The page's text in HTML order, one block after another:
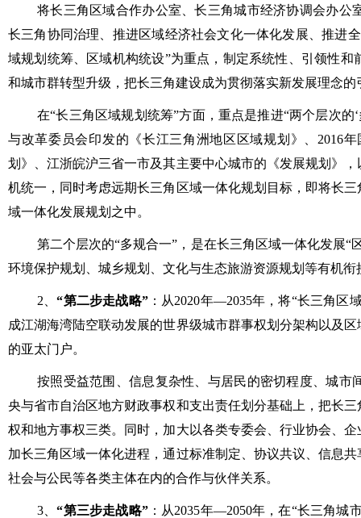
将长三角区域合作办公室、长三角城市经济协调会办
长三角协同治理、推进区域经济社会文化一体化发展、推进
域规划统筹、区域机构统设”为重点，制定系统性、引领性
和城市群转型升级，把长三角建设成为贯彻落实新发展理念
在“长三角区域规划统筹”方面，重点是推进“两个层次的
与改革委员会印发的《长江三角洲地区区域规划》、2016
划》、江浙皖沪三省一市及其主要中心城市的《发展规划》
机统一，同时考虑远期长三角区域一体化规划目标，即将长
域一体化发展规划之中。
第二个层次的“多规合一”，是在长三角区域一体化发展
环境保护规划、城乡规划、文化与生态旅游资源规划等有机衔
2、“第二步走战略”：从2020年—2035年，将“长三角区
成江湖海湾陆空联动发展的世界级城市群事权划分架构以及
的亚太门户。
按照受益范围、信息复杂性、与居民的密切程度、城
央与省市自治区地方财政事权和支出责任划分基础上，把长
权和地方事权三类。同时，加大以各类专委会、行业协会、
加长三角区域一体化进程，通过标准制定、协议共议、信息
社会与公民等各类主体在内的合作与伙伴关系。
3、“第三步走战略”：从2035年—2050年，在“长三角城